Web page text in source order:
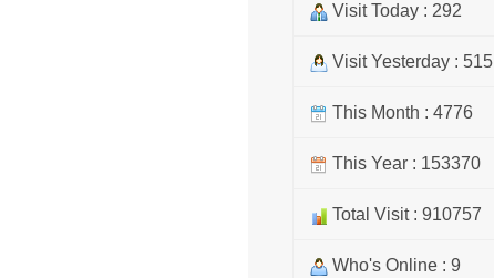
Visit Today : 292
Visit Yesterday : 515
This Month : 4776
This Year : 153370
Total Visit : 910757
Who's Online : 9